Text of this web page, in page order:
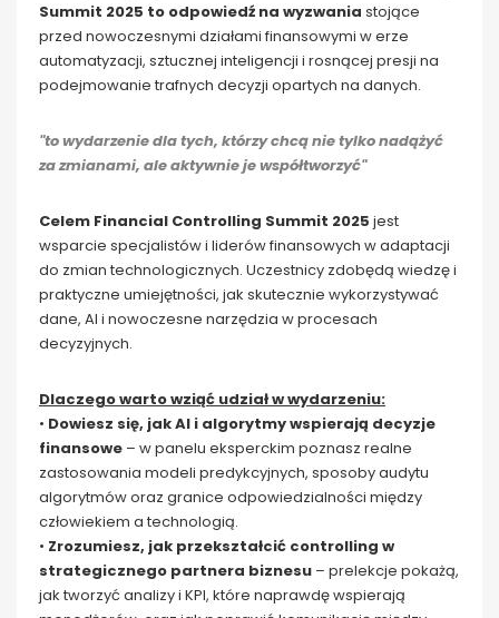
Summit 2025 to odpowiedź na wyzwania stojące
przed nowoczesnymi działami finansowymi w erze
automatyzacji, sztucznej inteligencji i rosnącej presji na
podejmowanie trafnych decyzji opartych na danych.
"to wydarzenie dla tych, którzy chcą nie tylko nadążyć
za zmianami, ale aktywnie je współtworzyć"
Celem Financial Controlling Summit 2025 jest
wsparcie specjalistów i liderów finansowych w adaptacji
do zmian technologicznych. Uczestnicy zdobędą wiedzę i
praktyczne umiejętności, jak skutecznie wykorzystywać
dane, AI i nowoczesne narzędzia w procesach
decyzyjnych.
Dlaczego warto wziąć udział w wydarzeniu:
• Dowiesz się, jak AI i algorytmy wspierają decyzje
finansowe – w panelu eksperckim poznasz realne
zastosowania modeli predykcyjnych, sposoby audytu
algorytmów oraz granice odpowiedzialności między
człowiekiem a technologią.
• Zrozumiesz, jak przekształcić controlling w
strategicznego partnera biznesu – prelekcje pokażą,
jak tworzyć analizy i KPI, które naprawdę wspierają